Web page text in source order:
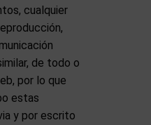
cualquier
de todo o
por lo que
estas
y por escrito